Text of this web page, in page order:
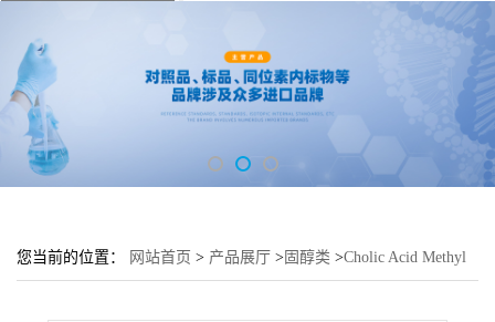
您当前的位置： 网站首页 > 产品展厅 > 固醇类 >Cholic Acid Methyl